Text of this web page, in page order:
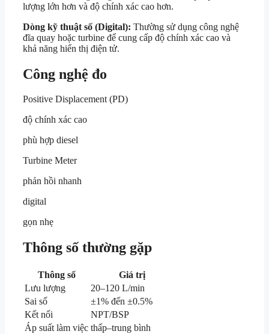
lượng lớn hơn và độ chính xác cao hơn.
Dòng kỹ thuật số (Digital): Thường sử dụng công nghệ
đĩa quay hoặc turbine để cung cấp độ chính xác cao và
khả năng hiển thị điện tử.
Công nghệ đo
Positive Displacement (PD)
độ chính xác cao
phù hợp diesel
Turbine Meter
phản hồi nhanh
digital
gọn nhẹ
Thông số thường gặp
Thông số
Giá trị
Lưu lượng
20–120 L/min
Sai số
±1% đến ±0.5%
Kết nối
NPT/BSP
Áp suất làm việc thấp–trung bình